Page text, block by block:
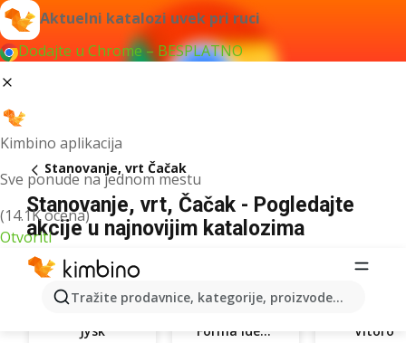
Aktuelni katalozi uvek pri ruci
Dodajte u Chrome – BESPLATNO
Kimbino aplikacija
Sve ponude na jednom mestu
(14.1K ocena)
Otvoriti
Tražite prodavnice, kategorije, proizvode...
Stanovanje, vrt Čačak
Stanovanje, vrt, Čačak - Pogledajte
akcije u najnovijim katalozima
Jysk Forma Ideale Vitorog